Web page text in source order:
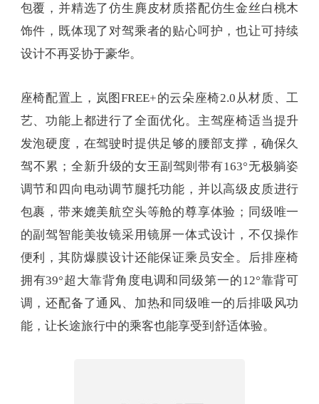
包覆，并精选了仿生麂皮材质搭配仿生金丝白桃木
饰件，既体现了对驾乘者的贴心呵护，也让可持续
设计不再妥协于豪华。
座椅配置上，岚图FREE+的云朵座椅2.0从材质、工
艺、功能上都进行了全面优化。主驾座椅适当提升
发泡硬度，在驾驶时提供足够的腰部支撑，确保久
驾不累；全新升级的女王副驾则带有163°无极躺姿
调节和四向电动调节腿托功能，并以高级皮质进行
包裹，带来媲美航空头等舱的尊享体验；同级唯一
的副驾智能美妆镜采用镜屏一体式设计，不仅操作
便利，其防爆膜设计还能保证乘员安全。后排座椅
拥有39°超大靠背角度电调和同级第一的12°靠背可
调，还配备了通风、加热和同级唯一的后排吸风功
能，让长途旅行中的乘客也能享受到舒适体验。